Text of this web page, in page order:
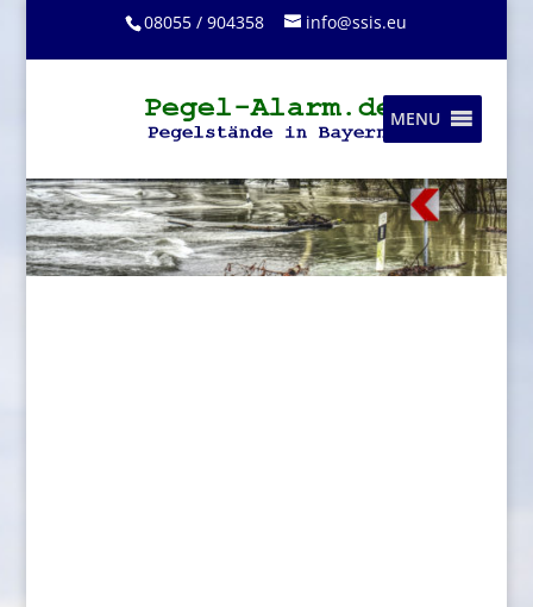
08055 / 904358 info@ssis.eu
MENU